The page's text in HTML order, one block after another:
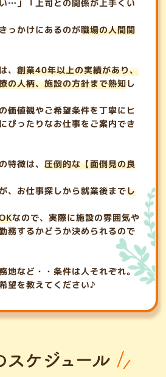
…」「上司との関係が上手くい
っかけにあるのが職場の人間関
、創業40年以上の実績があり、
の人柄、施設の方針まで熟知し
価値観やご希望条件を丁寧にヒ
ぴったりなお仕事をご案内でき
特徴は、圧倒的な【面倒見の良
が、お仕事探しから就業後までし
なので、実際に施設の雰囲気や
務するかどうか決められるので
地など・・条件は人それぞれ。
望を教えてください♪